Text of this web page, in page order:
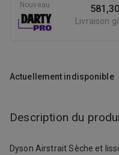
Nouveau
Livraison
Actuellement indisponible
Description du
Dyson Airstrait Sèche et